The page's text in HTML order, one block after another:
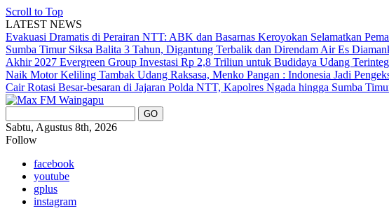
Scroll to Top
LATEST NEWS
Evakuasi Dramatis di Perairan NTT: ABK dan Basarnas Keroyokan Selamatkan
Sumba Timur Siksa Balita 3 Tahun, Digantung Terbalik dan Direndam Air Es
Akhir 2027 Evergreen Group Investasi Rp 2,8 Triliun untuk Budidaya Udang
Naik Motor Keliling Tambak Udang Raksasa, Menko Pangan : Indonesia Jadi
CairRotasi Besar-besaran di Jajaran Polda NTT, Kapolres Ngada hingga Sumba
Sabtu, Agustus 8th, 2026
Follow
facebook
youtube
gplus
instagram